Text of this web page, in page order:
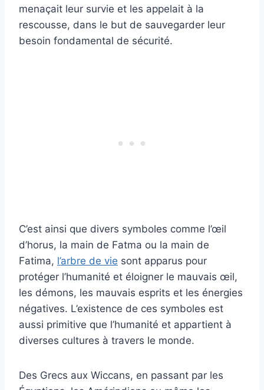
menaçait leur survie et les appelait à la
rescousse, dans le but de sauvegarder leur
besoin fondamental de sécurité.
C’est ainsi que divers symboles comme l’œil
d’horus, la main de Fatma ou la main de
Fatima, l’arbre de vie sont apparus pour
protéger l’humanité et éloigner le mauvais œil,
les démons, les mauvais esprits et les énergies
négatives. L’existence de ces symboles est
aussi primitive que l’humanité et appartient à
diverses cultures à travers le monde.
Des Grecs aux Wiccans, en passant par les